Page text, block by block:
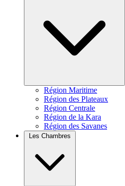
Région Maritime
Région des Plateaux
Région Centrale
Région de la Kara
Région des Savanes